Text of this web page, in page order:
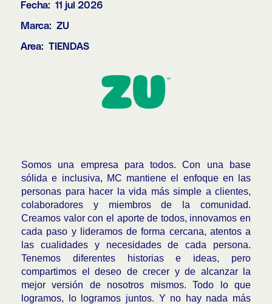
Fecha: 11 jul 2026
Marca: ZU
Area: TIENDAS
Somos una empresa para todos. Con una base
sólida e inclusiva, MC mantiene el enfoque en las
personas para hacer la vida más simple a clientes,
colaboradores y miembros de la comunidad.
Creamos valor con el aporte de todos, innovamos en
cada paso y lideramos de forma cercana, atentos a
las cualidades y necesidades de cada persona.
Tenemos diferentes historias e ideas, pero
compartimos el deseo de crecer y de alcanzar la
mejor versión de nosotros mismos. Todo lo que
logramos, lo logramos juntos. Y no hay nada más